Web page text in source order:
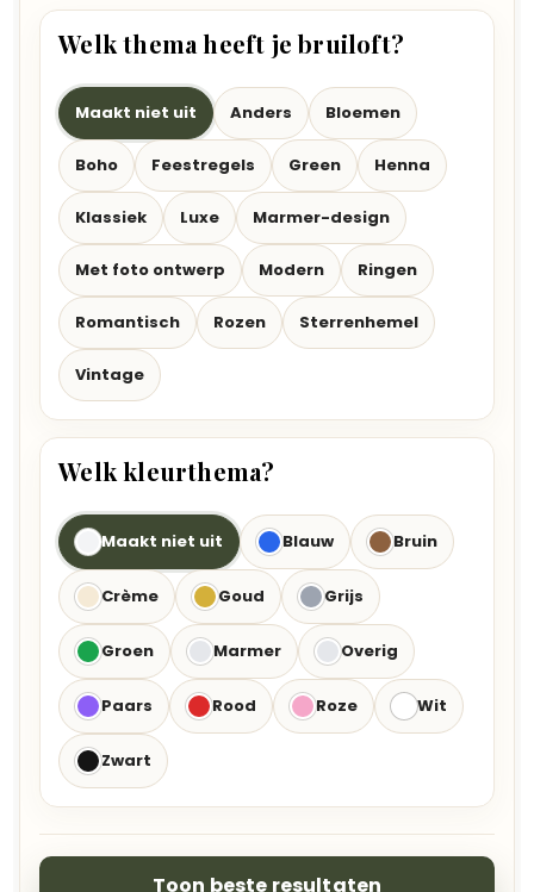
Welk thema heeft je bruiloft?
Maakt niet uit Anders Bloemen
Boho Feestregels Green Henna
Klassiek Luxe Marmer-design
Met foto ontwerp Modern Ringen
Romantisch Rozen Sterrenhemel
Vintage
Welk kleurthema?
Maakt niet uit Blauw Bruin
Crème Goud Grijs
Groen Marmer Overig
Paars Rood Roze Wit
Zwart
Toon beste resultaten